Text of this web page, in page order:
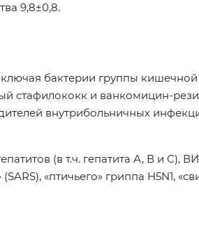
9,8±0,8.
бактерии группы
стафилококк и ванкомицин-
внутрибольничных
(в т.ч. гепатита А, В и С),
«птичьего» гриппа H5N1,